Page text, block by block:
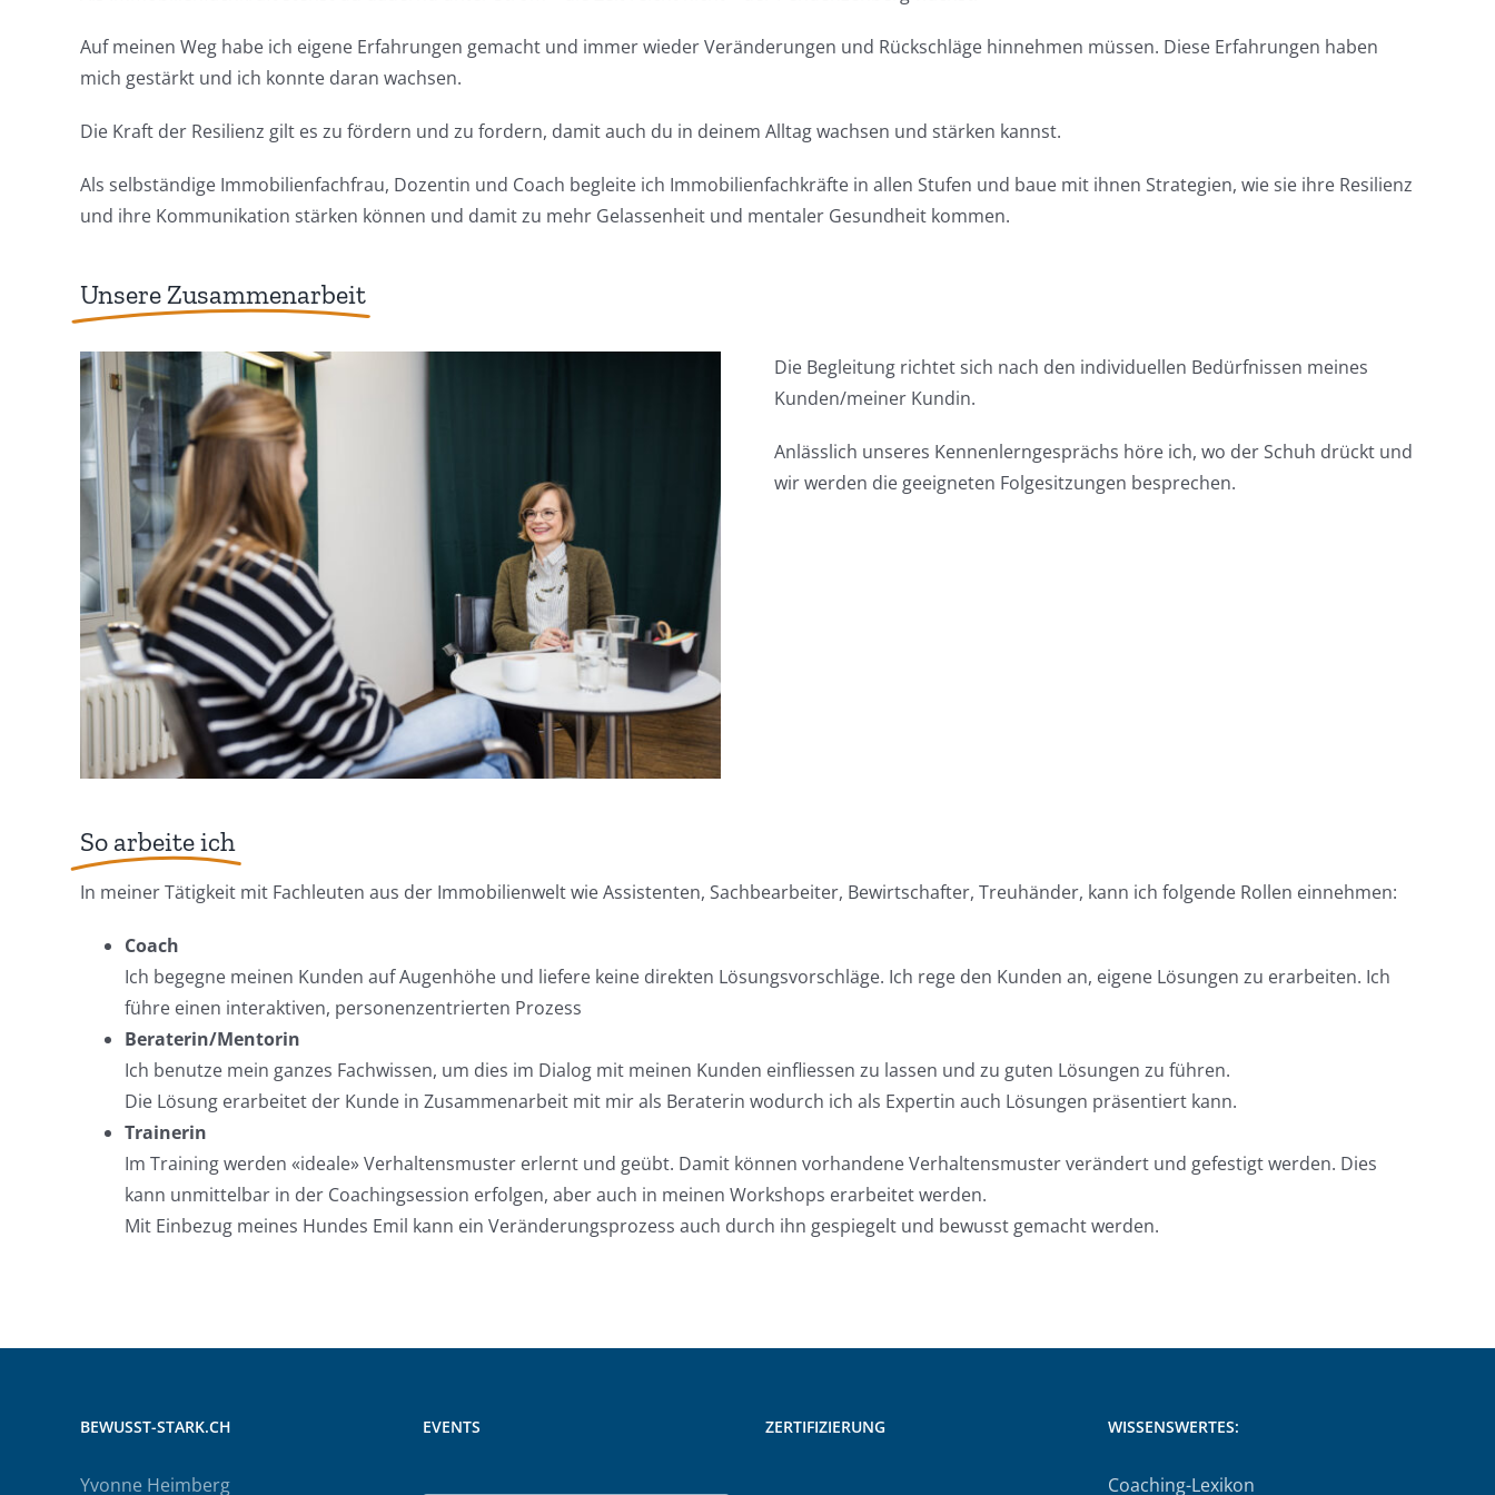
Auf meinen Weg habe ich eigene Erfahrungen gemacht und immer wieder Veränderungen und Rückschläge hinnehmen müssen. Diese Erfahrungen haben
mich gestärkt und ich konnte daran wachsen.
Die Kraft der Resilienz gilt es zu fördern und zu fordern, damit auch du in deinem Alltag wachsen und stärken kannst.
Als selbständige Immobilienfachfrau, Dozentin und Coach begleite ich Immobilienfachkräfte in allen Stufen und baue mit ihnen Strategien, wie sie ihre Resilienz
und ihre Kommunikation stärken können und damit zu mehr Gelassenheit und mentaler Gesundheit kommen.
Unsere Zusammenarbeit
Die Begleitung richtet sich nach den individuellen Bedürfnissen meines
Kunden/meiner Kundin.
Anlässlich unseres Kennenlerngesprächs höre ich, wo der Schuh drückt und
wir werden die geeigneten Folgesitzungen besprechen.
So arbeite ich
In meiner Tätigkeit mit Fachleuten aus der Immobilienwelt wie Assistenten, Sachbearbeiter, Bewirtschafter, Treuhänder, kann ich folgende Rollen einnehmen:
Coach
Ich begegne meinen Kunden auf Augenhöhe und liefere keine direkten Lösungsvorschläge. Ich rege den Kunden an, eigene Lösungen zu erarbeiten. Ich
führe einen interaktiven, personenzentrierten Prozess
Beraterin/Mentorin
Ich benutze mein ganzes Fachwissen, um dies im Dialog mit meinen Kunden einfliessen zu lassen und zu guten Lösungen zu führen.
Die Lösung erarbeitet der Kunde in Zusammenarbeit mit mir als Beraterin wodurch ich als Expertin auch Lösungen präsentiert kann.
Trainerin
Im Training werden «ideale» Verhaltensmuster erlernt und geübt. Damit können vorhandene Verhaltensmuster verändert und gefestigt werden. Dies
kann unmittelbar in der Coachingsession erfolgen, aber auch in meinen Workshops erarbeitet werden.
Mit Einbezug meines Hundes Emil kann ein Veränderungsprozess auch durch ihn gespiegelt und bewusst gemacht werden.
BEWUSST-STARK.CH
Yvonne Heimberg
EVENTS ZERTIFIZIERUNG WISSENSWERTES:
Coaching-Lexikon